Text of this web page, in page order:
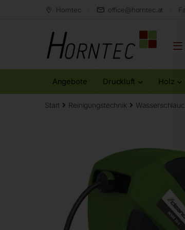
Horntec office@horntec.at
Angebote Druckluft Holz
Start Reinigungstechnik